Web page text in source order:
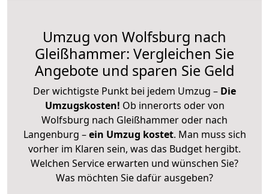
Umzug von Wolfsburg nach
Gleißhammer: Vergleichen Sie
Angebote und sparen Sie Geld
Der wichtigste Punkt bei jedem Umzug – Die
Umzugskosten! Ob innerorts oder von
Wolfsburg nach Gleißhammer oder nach
Langenburg –ein Umzug kostet. Man muss sich
vorher im Klaren sein, was das Budget hergibt.
Welchen Service erwarten und wünschen Sie?
Was möchten Sie dafür ausgeben?